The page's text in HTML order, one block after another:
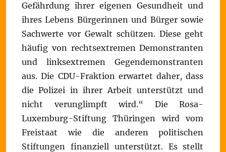
Gefährdung ihrer eigenen Gesundheit und
ihres Lebens Bürgerinnen und Bürger sowie
Sachwerte vor Gewalt schützen. Diese geht
häufig von rechtsextremen Demonstranten
und linksextremen Gegendemonstranten
aus. Die CDU-Fraktion erwartet daher, dass
die Polizei in ihrer Arbeit unterstützt und
nicht verunglimpft wird.“ Die Rosa-
Luxemburg-Stiftung Thüringen wird vom
Freistaat wie die anderen politischen
Stiftungen finanziell unterstützt. Es stellt